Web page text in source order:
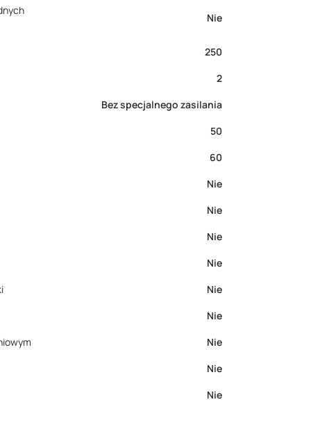
Nie
250
2
Bez specjalnego zasilania
50
60
Nie
Nie
Nie
Nie
Nie
Nie
Nie
Nie
Nie